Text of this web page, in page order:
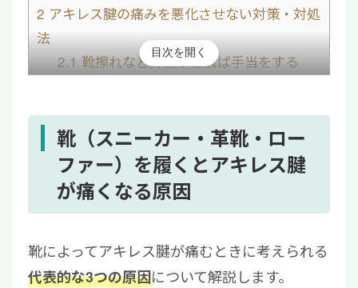
2 アキレス腱の痛みを悪化させない対策・対処
法
2.1靴擦れなど外傷があれば手当をする
2.3 正しい靴の履き方を覚える
3 慢性的なアキレス腱の痛みに対しては再生医
療も選択肢の一つ
靴によるアキレス腱の痛みは原因を特定して
目次を開く
靴（スニーカー・革靴・ロー
ファー）を履くとアキレス腱
が痛くなる原因
靴によってアキレス腱が痛むときに考えられる
代表的な3つの原因について解説します。